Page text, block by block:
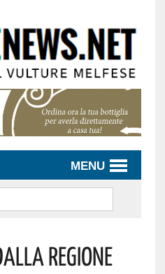
MENU
Regione